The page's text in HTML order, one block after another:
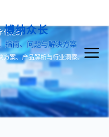
博纳众长
化定制
指南、问题与解决方案
方案、产品解析与行业洞察。